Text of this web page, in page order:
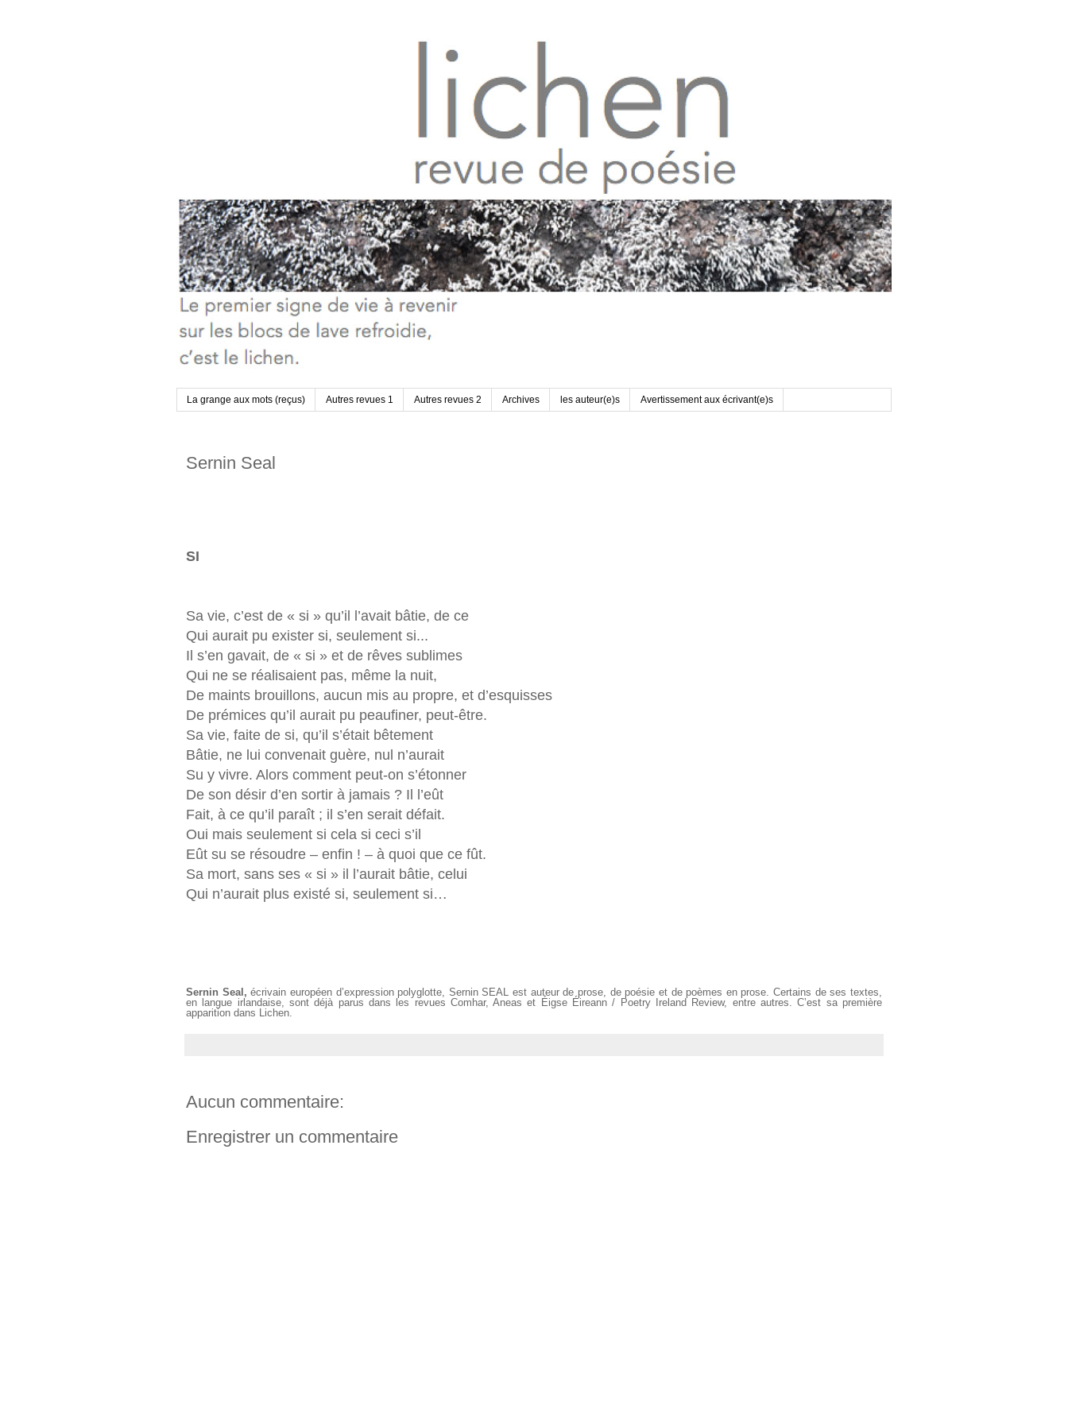
La grange aux mots (reçus) Autres revues 1 Autres revues 2 Archives les auteur(e)s Avertissement aux écrivant(e)s
Sernin Seal
SI
Sa vie, c’est de « si » qu’il l’avait bâtie, de ce
Qui aurait pu exister si, seulement si...
Il s’en gavait, de « si » et de rêves sublimes
Qui ne se réalisaient pas, même la nuit,
De maints brouillons, aucun mis au propre, et d’esquisses
De prémices qu’il aurait pu peaufiner, peut-être.
Sa vie, faite de si, qu’il s’était bêtement
Bâtie, ne lui convenait guère, nul n’aurait
Su y vivre. Alors comment peut-on s’étonner
De son désir d’en sortir à jamais ? Il l’eût
Fait, à ce qu’il paraît ; il s’en serait défait.
Oui mais seulement si cela si ceci s’il
Eût su se résoudre – enfin ! – à quoi que ce fût.
Sa mort, sans ses « si » il l’aurait bâtie, celui
Qui n’aurait plus existé si, seulement si…
Sernin Seal, écrivain européen d’expression polyglotte, Sernin SEAL est auteur de prose, de poésie et de poèmes en prose. Certains de ses textes,
en langue irlandaise, sont déjà parus dans les revues Comhar, Aneas et Éigse Éireann / Poetry Ireland Review, entre autres. C’est sa première
apparition dans Lichen.
Aucun commentaire:
Enregistrer un commentaire